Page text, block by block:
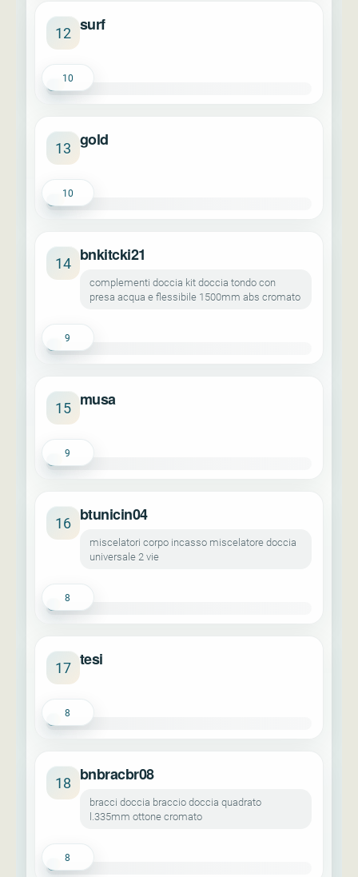
12 surf
10
13 gold
10
14 bnkitcki21
complementi doccia kit doccia tondo con
presa acqua e flessibile 1500mm abs cromato
9
15 musa
9
16 btunicin04
miscelatori corpo incasso miscelatore doccia
universale 2 vie
8
17 tesi
8
18 bnbracbr08
bracci doccia braccio doccia quadrato
l.335mm ottone cromato
8